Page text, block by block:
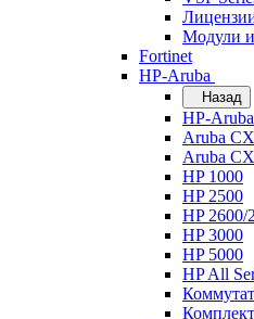
Модули
Fortinet
HP-Aruba
Назад
HP-Aruba
Aruba
Aruba
HP 1000
HP 2500
HP 2600/
HP 3000
HP 5000
HP All